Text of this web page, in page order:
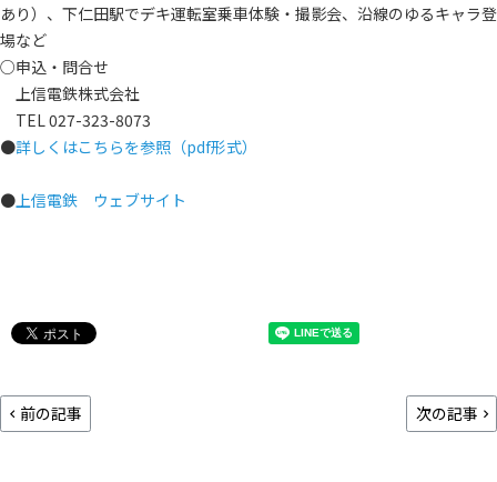
あり）、下仁田駅でデキ運転室乗車体験・撮影会、沿線のゆるキャラ登
場など
○申込・問合せ
上信電鉄株式会社
TEL 027-323-8073
●詳しくはこちらを参照（pdf形式）
●上信電鉄 ウェブサイト
前の記事 次の記事